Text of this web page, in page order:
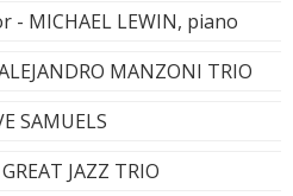
- MICHAEL LEWIN, piano
MANZONI TRIO
SAMUELS
JAZZ TRIO